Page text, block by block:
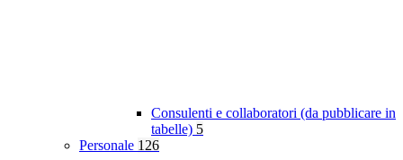
Consulenti e collaboratori (da pubblicare in
tabelle) 5
Personale 126